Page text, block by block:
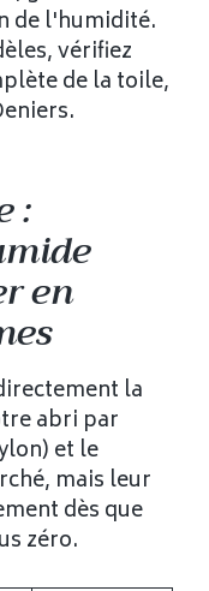
de l'humidité.
vérifiez
de la toile,
:
en
la
abri par
et le
mais leur
dès que
zéro.